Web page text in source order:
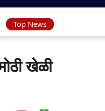
Top News
खेळी